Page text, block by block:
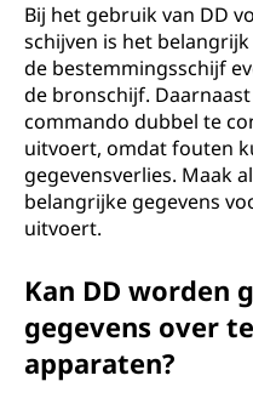
Bij het gebruik van DD
schijven is het
de bestemmingsschijf
de bronschijf.
commando dubbel te
uitvoert, omdat fouten
gegevensverlies. Maak
belangrijke gegevens
uitvoert.
Kan DD worden
gegevens over
apparaten?